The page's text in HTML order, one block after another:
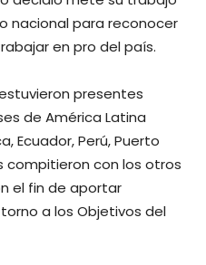
nacional para reconocer
en pro del país.
presentes
de América Latina
Ecuador, Perú, Puerto
compitieron con los otros
el fin de aportar
a los Objetivos del